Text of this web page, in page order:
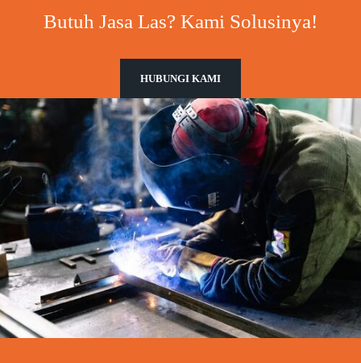
Butuh Jasa Las? Kami Solusinya!
HUBUNGI KAMI